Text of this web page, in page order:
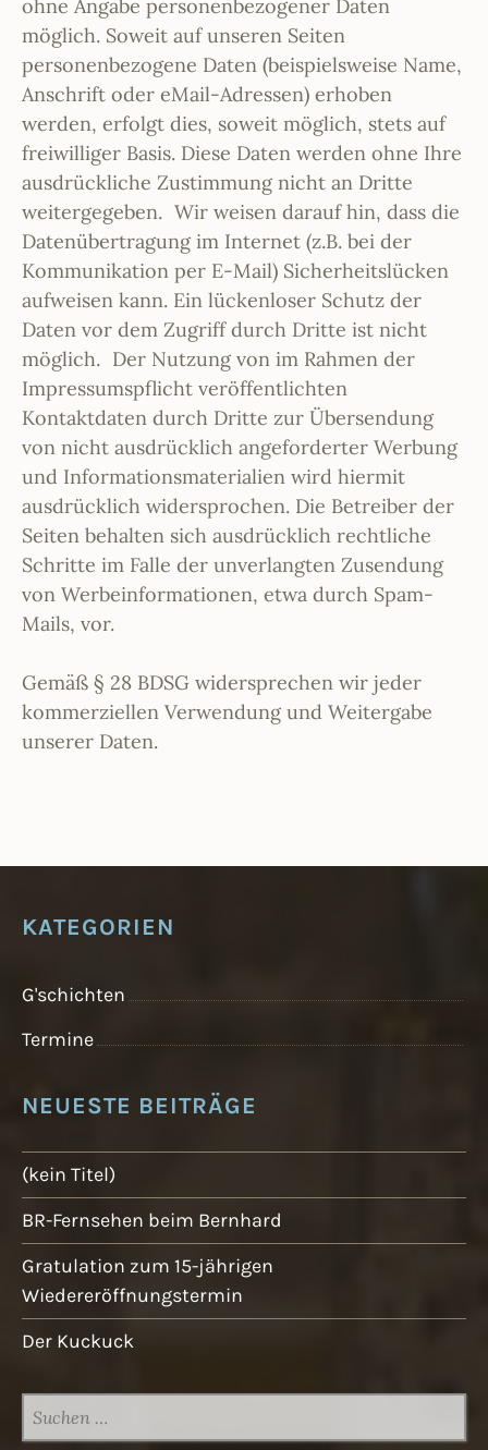
ohne Angabe personenbezogener Daten
möglich. Soweit auf unseren Seiten
personenbezogene Daten (beispielsweise Name,
Anschrift oder eMail-Adressen) erhoben
werden, erfolgt dies, soweit möglich, stets auf
freiwilliger Basis. Diese Daten werden ohne Ihre
ausdrückliche Zustimmung nicht an Dritte
weitergegeben. Wir weisen darauf hin, dass die
Datenübertragung im Internet (z.B. bei der
Kommunikation per E-Mail) Sicherheitslücken
aufweisen kann. Ein lückenloser Schutz der
Daten vor dem Zugriff durch Dritte ist nicht
möglich. Der Nutzung von im Rahmen der
Impressumspflicht veröffentlichten
Kontaktdaten durch Dritte zur Übersendung
von nicht ausdrücklich angeforderter Werbung
und Informationsmaterialien wird hiermit
ausdrücklich widersprochen. Die Betreiber der
Seiten behalten sich ausdrücklich rechtliche
Schritte im Falle der unverlangten Zusendung
von Werbeinformationen, etwa durch Spam-
Mails, vor.
Gemäß § 28 BDSG widersprechen wir jeder
kommerziellen Verwendung und Weitergabe
unserer Daten.
KATEGORIEN
G'schichten
Termine
NEUESTE BEITRÄGE
(kein Titel)
BR-Fernsehen beim Bernhard
Gratulation zum 15-jährigen
Wiedereröffnungstermin
Der Kuckuck
NACH: